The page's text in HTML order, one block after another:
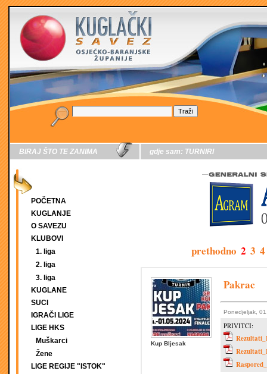
BIRAJ ŠTO TE ZANIMA
POČETNA
KUGLANJE
O SAVEZU
KLUBOVI
1. liga
2. liga
3. liga
KUGLANE
SUCI
IGRAČI LIGE
LIGE HKS
Muškarci
Žene
LIGE REGIJE "ISTOK"
gdje sam: TURNIRI
prethodno 2 3 4
Kup Bljesak
Pakrac
Ponedjeljak,
PRIVITCI: